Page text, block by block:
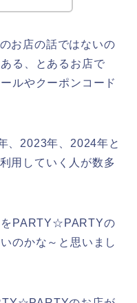
お店の話ではないの
る、とあるお店で
ルやクーポンコード
、2023年、2024年と
用していく人が数多
をPARTY☆PARTYの
のかな～と思いまし